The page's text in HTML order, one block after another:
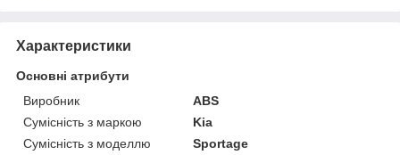
Характеристики
Основні атрибути
Виробник
ABS
Сумісність з маркою
Kia
Сумісність з моделлю
Sportage